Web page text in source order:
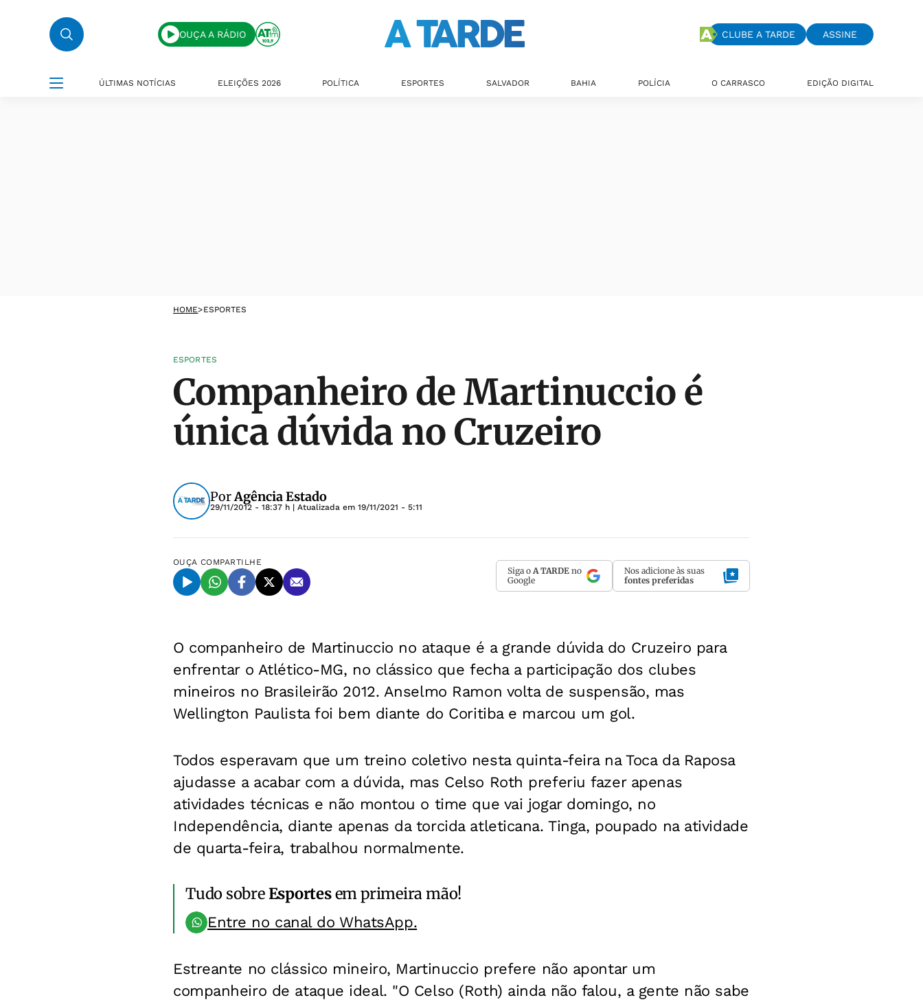
OUÇA A RÁDIO CLUBE A TARDE ASSINE
ÚLTIMAS NOTÍCIAS ELEIÇÕES 2026 POLÍTICA ESPORTES SALVADOR BAHIA POLÍCIA O CARRASCO EDIÇÃO DIGITAL
HOME>ESPORTES
ESPORTES
Companheiro de Martinuccio é
única dúvida no Cruzeiro
PorAgência Estado
29/11/2012 - 18:37 h | Atualizada em 19/11/2021 - 5:11
OUÇA COMPARTILHE
Siga o A TARDE no
Google
Nos adicione às suas
fontes preferidas
O companheiro de Martinuccio no ataque é a grande dúvida do Cruzeiro para
enfrentar o Atlético-MG, no clássico que fecha a participação dos clubes
mineiros no Brasileirão 2012. Anselmo Ramon volta de suspensão, mas
Wellington Paulista foi bem diante do Coritiba e marcou um gol.
Todos esperavam que um treino coletivo nesta quinta-feira na Toca da Raposa
ajudasse a acabar com a dúvida, mas Celso Roth preferiu fazer apenas
atividades técnicas e não montou o time que vai jogar domingo, no
Independência, diante apenas da torcida atleticana. Tinga, poupado na atividade
de quarta-feira, trabalhou normalmente.
Tudo sobreEsportesem primeira mão!
Entre no canal do WhatsApp.
Estreante no clássico mineiro, Martinuccio prefere não apontar um
companheiro de ataque ideal. "O Celso (Roth) ainda não falou, a gente não sabe